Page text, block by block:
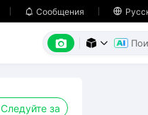
 Сообщения 
  
Следуйте за